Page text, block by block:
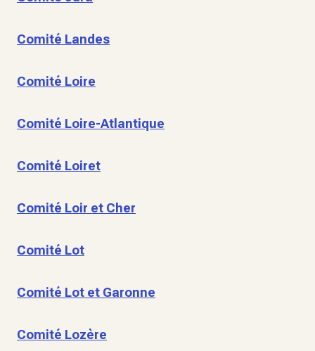
Comité Landes
Comité Loire
Comité Loire-Atlantique
Comité Loiret
Comité Loir et Cher
Comité Lot
Comité Lot et Garonne
Comité Lozère